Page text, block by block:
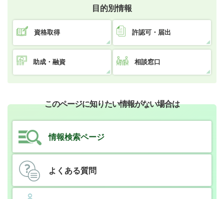
目的別情報
資格取得 許認可・届出
助成・融資 相談窓口
このページに知りたい情報がない場合は
情報検索ページ
よくある質問